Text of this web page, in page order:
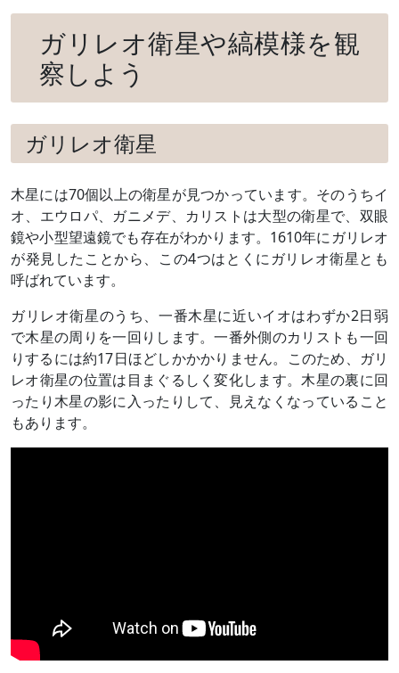
ガリレオ衛星や縞模様を観
察しよう
ガリレオ衛星
木星には70個以上の衛星が見つかっています。そのうちイ
オ、エウロパ、ガニメデ、カリストは大型の衛星で、双眼
鏡や小型望遠鏡でも存在がわかります。1610年にガリレオ
が発見したことから、この4つはとくにガリレオ衛星とも
呼ばれています。
ガリレオ衛星のうち、一番木星に近いイオはわずか2日弱
で木星の周りを一回りします。一番外側のカリストも一回
りするには約17日ほどしかかかりません。このため、ガリ
レオ衛星の位置は目まぐるしく変化します。木星の裏に回
ったり木星の影に入ったりして、見えなくなっていること
もあります。